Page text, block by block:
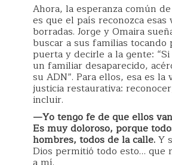
Ahora, la esperanza común
es que el país reconozca esas
borradas. Jorge y Omaira
buscar a sus familias
puerta y decirle a la gente:
un familiar desaparecido,
su ADN”. Para ellos, esa es la
justicia restaurativa:
incluir.
—Yo tengo fe de que ellos
Es muy doloroso, porque
hombres, todos de la calle.Y
Dios permitió todo esto… que